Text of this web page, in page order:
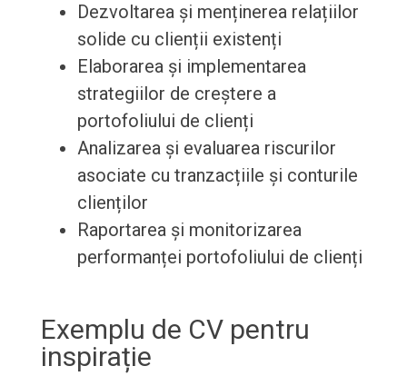
Dezvoltarea și menținerea relațiilor
solide cu clienții existenți
Elaborarea și implementarea
strategiilor de creștere a
portofoliului de clienți
Analizarea și evaluarea riscurilor
asociate cu tranzacțiile și conturile
clienților
Raportarea și monitorizarea
performanței portofoliului de clienți
Exemplu de CV pentru
inspirație